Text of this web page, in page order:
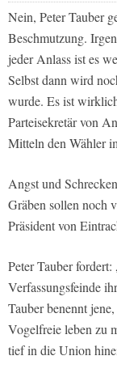
Nein, Peter Tauber
Beschmutzung.
jeder Anlass ist es
Selbst dann wird
wurde. Es ist
Parteisekretär von
Mitteln den Wähler
Angst und
Gräben sollen noch
Präsident von
Peter Tauber
Verfassungsfeinde
Tauber benennt
Vogelfreie leben zu
tief in die Union